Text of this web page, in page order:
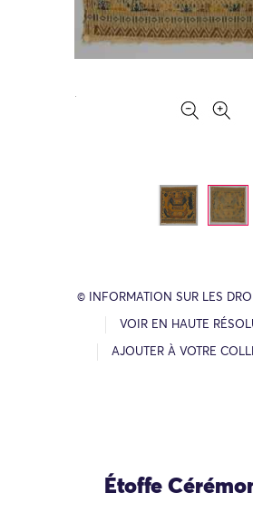
© INFORMATION SUR LES
VOIR EN HAUTE
AJOUTER À VOTRE
Étoffe